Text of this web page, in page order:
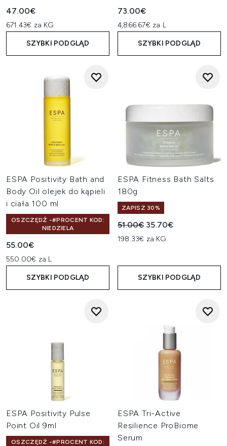
47.00€
671.43€ za KG
SZYBKI PODGLĄD
73.00€
4,866.67€ za L
SZYBKI PODGLĄD
ESPA Positivity Bath and
Body Oil olejek do kąpieli
i ciała 100 ml
OSZCZĘDŹ -#PROCENT KOD:
NIEDZIELA
55.00€
550.00€ za L
SZYBKI PODGLĄD
ESPA Fitness Bath Salts
180g
ZAPISZ 30%
Sugerowana cena
51.00€ Aktualna cena:
35.70€
198.33€ za KG
SZYBKI PODGLĄD
ESPA Positivity Pulse
Point Oil 9ml
OSZCZĘDŹ -#PROCENT KOD:
ESPA Tri-Active
Resilience ProBiome
Serum